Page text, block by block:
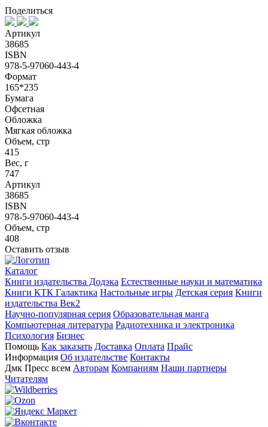
Поделиться
Артикул
38685
ISBN
978-5-97060-443-4
Формат
165*235
Бумага
Офсетная
Обложка
Мягкая обложка
Объем, стр
415
Вес, г
747
Артикул
38685
ISBN
978-5-97060-443-4
Объем, стр
408
Оставить отзыв
Каталог
Книги издательства Додэка Естественные науки и математика
Книги КТК Галактика Настольные игры Детская серия Книги
издательства Век2
Научно-популярная серия Образовательная манга
Компьютерная литература Радиотехника и электроника
Психология Бизнес
Помощь Как заказать Доставка Оплата Прайс
Информация Об издательстве Контакты
Дмк Пресс всем Авторам Компаниям Наши партнеры
Читателям